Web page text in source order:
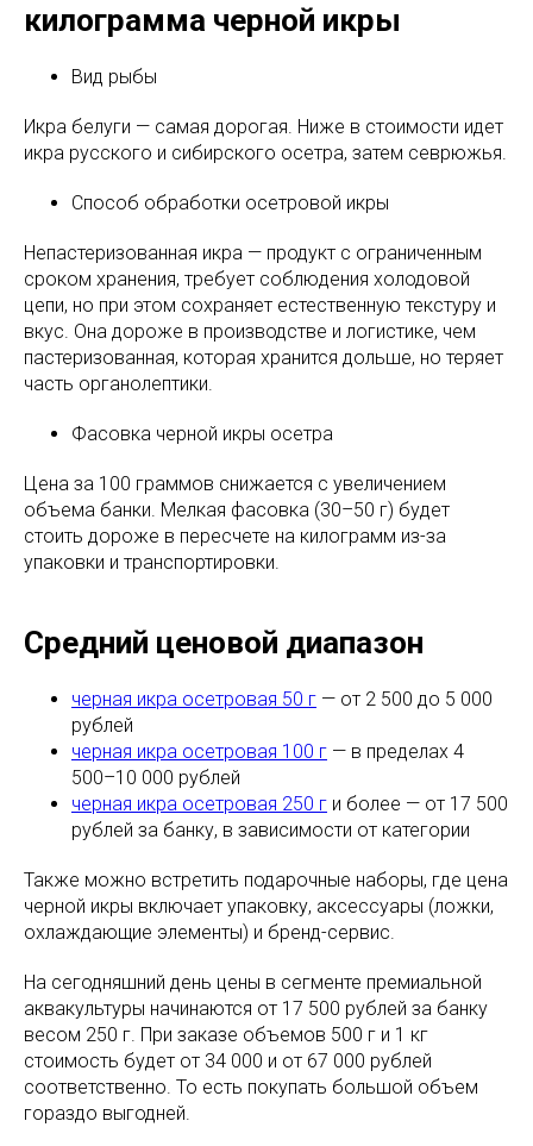
килограмма черной икры
Вид рыбы
Икра белуги — самая дорогая. Ниже в стоимости идет
икра русского и сибирского осетра, затем севрюжья.
Способ обработки осетровой икры
Непастеризованная икра — продукт с ограниченным
сроком хранения, требует соблюдения холодовой
цепи, но при этом сохраняет естественную текстуру и
вкус. Она дороже в производстве и логистике, чем
пастеризованная, которая хранится дольше, но теряет
часть органолептики.
Фасовка черной икры осетра
Цена за 100 граммов снижается с увеличением
объема банки. Мелкая фасовка (30–50 г) будет
стоить дороже в пересчете на килограмм из-за
упаковки и транспортировки.
Средний ценовой диапазон
черная икра осетровая 50 г — от 2 500 до 5 000
рублей
черная икра осетровая 100 г — в пределах 4
500–10 000 рублей
черная икра осетровая 250 г и более — от 17 500
рублей за банку, в зависимости от категории
Также можно встретить подарочные наборы, где цена
черной икры включает упаковку, аксессуары (ложки,
охлаждающие элементы) и бренд-сервис.
На сегодняшний день цены в сегменте премиальной
аквакультуры начинаются от 17 500 рублей за банку
весом 250 г. При заказе объемов 500 г и 1 кг
стоимость будет от 34 000 и от 67 000 рублей
соответственно. То есть покупать большой объем
гораздо выгодней.